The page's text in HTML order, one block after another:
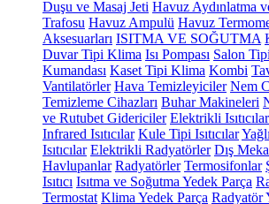
Duşu ve Masaj Jeti Havuz Aydınlatma
Trafosu Havuz Ampulü Havuz
Aksesuarları ISITMA VE SOĞUTMA
Duvar Tipi Klima Isı Pompası Salon
Kumandası Kaset Tipi Klima Kombi
Vantilatörler Hava Temizleyiciler Nem
Temizleme Cihazları Buhar Makineleri
ve Rutubet Gidericiler Elektrikli Isıtıcılar
Infrared Isıtıcılar Kule Tipi Isıtıcılar
Isıtıcılar Elektrikli Radyatörler Dış
Havlupanlar Radyatörler Termosifonlar
Isıtıcı Isıtma ve Soğutma Yedek Parça
Termostat Klima Yedek Parça Radyatör